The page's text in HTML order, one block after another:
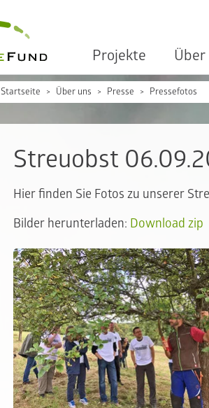
Projekte Über
Startseite Über uns Presse Pressefotos
Streuobst
Hier finden Sie Fotos zu unserer
Bilder herunterladen: Download zip